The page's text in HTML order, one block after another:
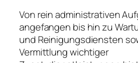
Von rein administrativen
angefangen bis hin zu
und Reinigungsdiensten
Vermittlung wichtiger